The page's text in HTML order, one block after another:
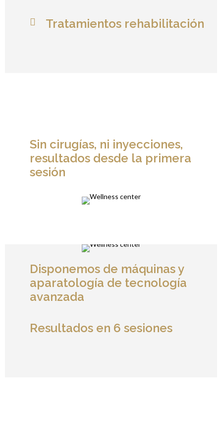
Tratamientos rehabilitación
Sin cirugías, ni inyecciones,
resultados desde la primera
sesión
Disponemos de máquinas y
aparatología de tecnología
avanzada
Resultados en 6 sesiones